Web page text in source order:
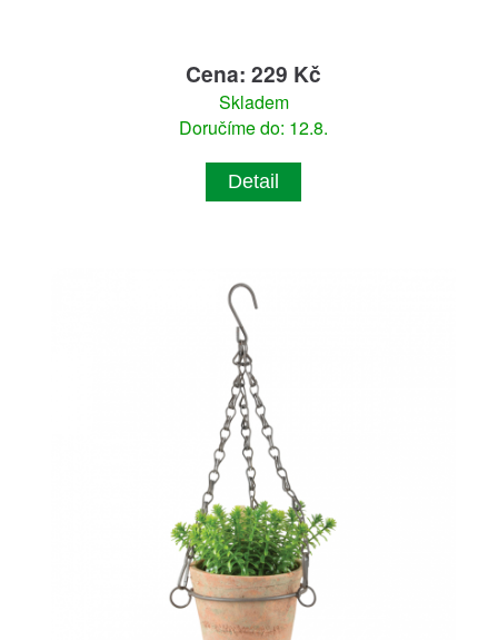
Cena: 229 Kč
Skladem
Doručíme do: 12.8.
Detail